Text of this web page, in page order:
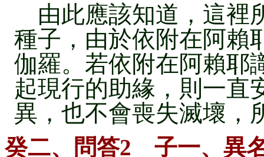
由此應該知道，這裡
種子，由於依附在阿賴
伽羅。若依附在阿賴耶
起現行的助緣，則一直
異，也不會喪失滅壞，
癸二、問答2 子一、異